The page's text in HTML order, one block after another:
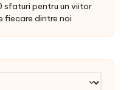
sfaturi pentru un viitor
fiecare dintre noi